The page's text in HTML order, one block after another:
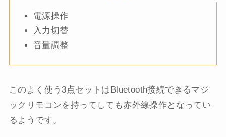
電源操作
入力切替
音量調整
このよく使う3点セットはBluetooth接続できるマジ
ックリモコンを持ってしても赤外線操作となってい
るようです。